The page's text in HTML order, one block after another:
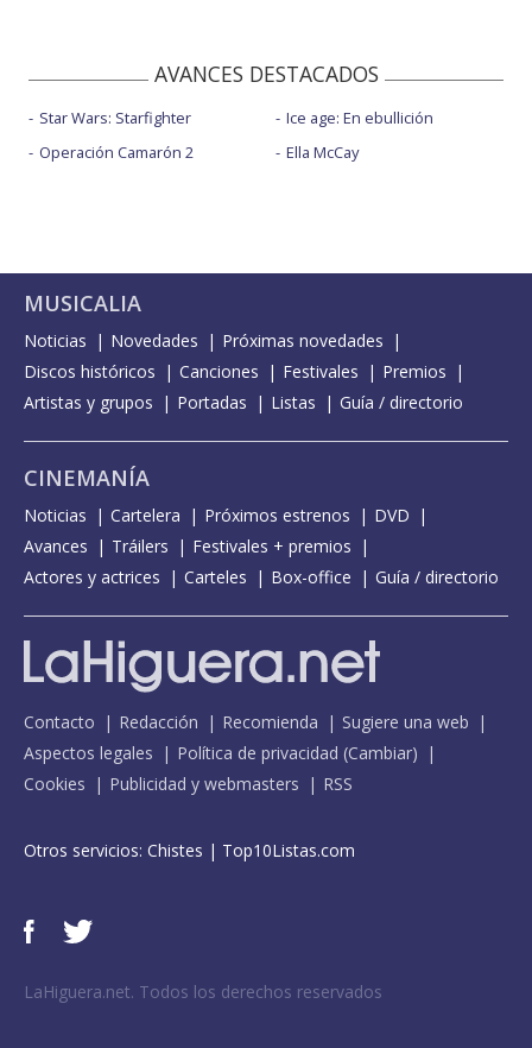
AVANCES DESTACADOS
Star Wars: Starfighter
Operación Camarón 2
Ice age: En ebullición
Ella McCay
MUSICALIA
Noticias Novedades
Próximas novedades
Discos históricos
Canciones Festivales
Premios
Artistas y grupos
Portadas Listas Guía / directorio
CINEMANÍA
Noticias Cartelera Próximos estrenos
DVD
Avances
Tráilers
Festivales + premios
Actores y actrices
Carteles Box-office Guía / directorio
Contacto Redacción Recomienda
Sugiere una web
Aspectos legales
Política de privacidad (Cambiar)
Cookies
Publicidad y webmasters RSS
Otros servicios: Chistes | Top10Listas.com
LaHiguera.net. Todos los derechos reservados